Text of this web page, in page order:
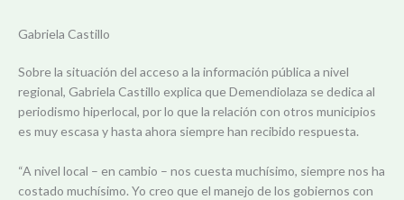
Gabriela Castillo
Sobre la situación del acceso a la información pública a nivel
regional, Gabriela Castillo explica que Demendiolaza se dedica al
periodismo hiperlocal, por lo que la relación con otros municipios
es muy escasa y hasta ahora siempre han recibido respuesta.
“A nivel local – en cambio – nos cuesta muchísimo, siempre nos ha
costado muchísimo. Yo creo que el manejo de los gobiernos con